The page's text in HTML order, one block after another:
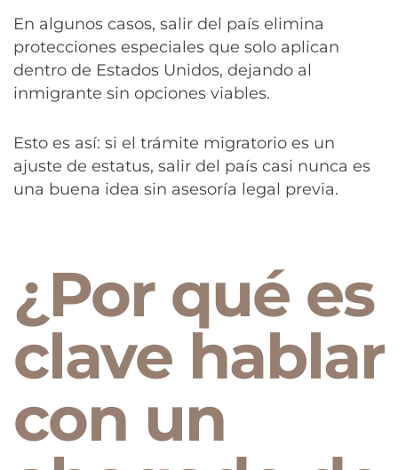
En algunos casos, salir del país elimina
protecciones especiales que solo aplican
dentro de Estados Unidos, dejando al
inmigrante sin opciones viables.
Esto es así: si el trámite migratorio es un
ajuste de estatus, salir del país casi nunca es
una buena idea sin asesoría legal previa.
¿Por qué es
clave hablar
con un